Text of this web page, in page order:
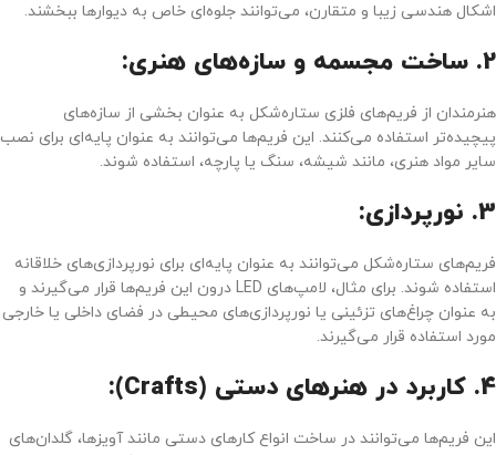
اشکال هندسی زیبا و متقارن، می‌توانند جلوه‌ای خاص به دیوارها ببخشند.
2. ساخت مجسمه و سازه‌های هنری:
هنرمندان از فریم‌های فلزی ستاره‌شکل به عنوان بخشی از سازه‌های
پیچیده‌تر استفاده می‌کنند. این فریم‌ها می‌توانند به عنوان پایه‌ای برای نصب
سایر مواد هنری، مانند شیشه، سنگ یا پارچه، استفاده شوند.
3. نورپردازی:
فریم‌های ستاره‌شکل می‌توانند به عنوان پایه‌ای برای نورپردازی‌های خلاقانه
استفاده شوند. برای مثال، لامپ‌های LED درون این فریم‌ها قرار می‌گیرند و
به عنوان چراغ‌های تزئینی یا نورپردازی‌های محیطی در فضای داخلی یا خارجی
مورد استفاده قرار می‌گیرند.
4. کاربرد در هنرهای دستی (Crafts):
این فریم‌ها می‌توانند در ساخت انواع کارهای دستی مانند آویزها، گلدان‌های